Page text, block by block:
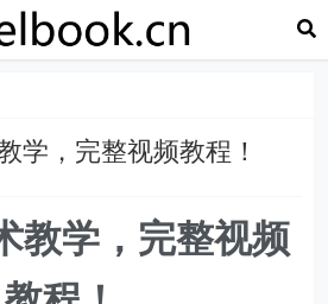
学，完整视频教程！
教学，完整视频